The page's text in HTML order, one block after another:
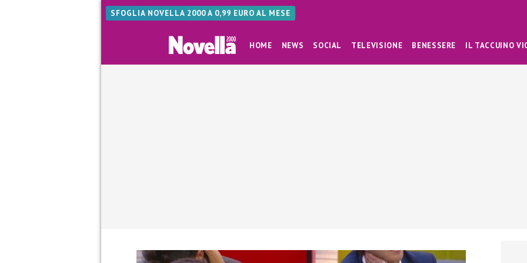
SFOGLIA NOVELLA 2000 A 0,99 EURO AL MESE
HOME NEWS SOCIAL TELEVISIONE BENESSERE IL TACCUINO